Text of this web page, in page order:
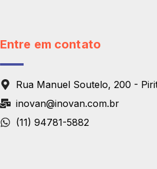
Entre em contato
Rua Manuel Soutelo, 200 -
inovan@inovan.com.br
(11) 94781-5882